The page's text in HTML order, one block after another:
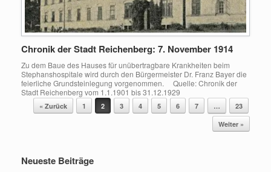
Chronik der Stadt Reichenberg: 7. November 1914
Zu dem Baue des Hauses für unübertragbare Krankheiten beim
Stephanshospitale wird durch den Bürgermeister Dr. Franz Bayer die
feierliche Grundsteinlegung vorgenommen. Quelle: Chronik der
Stadt Reichenberg vom 1.1.1901 bis 31.12.1929
Beitragsnavigation
« Zurück 1 2 3 4 5 6 7 …
23
Weiter »
Neueste Beiträge